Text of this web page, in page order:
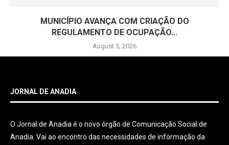
MUNICÍPIO AVANÇA COM CRIAÇÃO DO
REGULAMENTO DE OCUPAÇÃO...
August 5, 2026
JORNAL DE ANADIA
O Jornal de Anadia é o novo órgão de Comunicação Social de
Anadia. Vai ao encontro das necessidades de informação da